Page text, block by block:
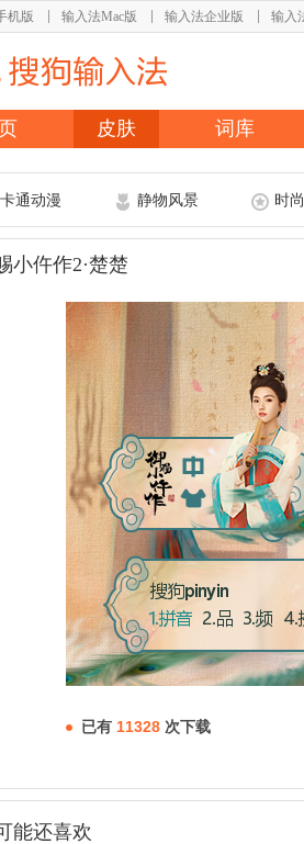
机版 输入法Mac版 输入法企业版 输入
皮肤 词库
卡通动漫 静物风景 时
小仵作2·楚楚
已有 11328 次下载
能还喜欢